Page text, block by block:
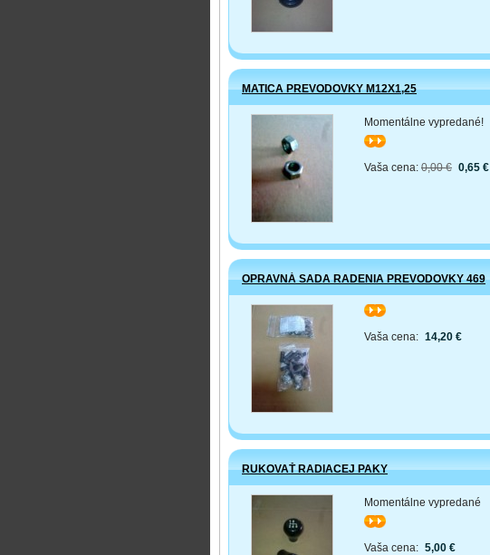
MATICA PREVODOVKY M12X1,25
Momentálne vypredané!
>>
Vaša cena: 0,00 € 0,65 €
OPRAVNÁ SADA RADENIA PREVODOVKY 469
>>
Vaša cena: 14,20 €
RUKOVAŤ RADIACEJ PAKY
Momentálne vypredané
>>
Vaša cena: 5,00 €